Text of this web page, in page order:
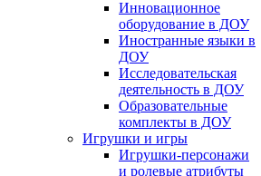
Инновационное
оборудование в ДОУ
Иностранные языки в
ДОУ
Исследовательская
деятельность в ДОУ
Образовательные
комплекты в ДОУ
Игрушки и игры
Игрушки-персонажи
и ролевые атрибуты